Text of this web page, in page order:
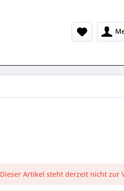
Dieser Artikel steht derzeit nicht zur